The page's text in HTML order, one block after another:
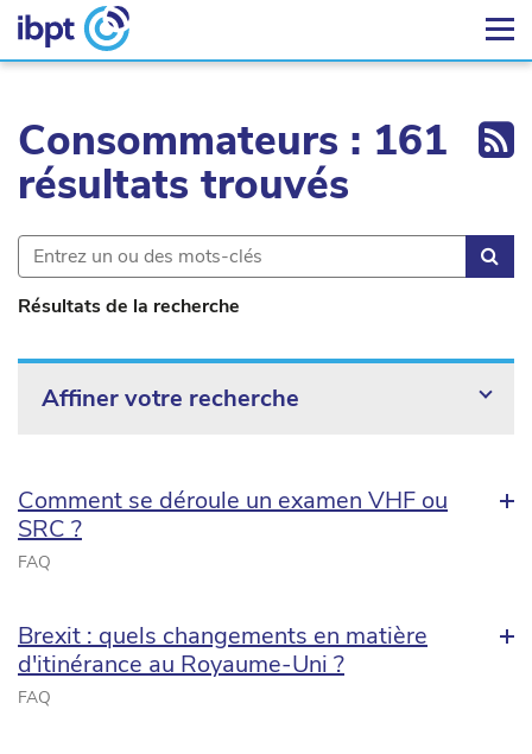
Consommateurs : 161
résultats trouvés
Résultats de la recherche
Affiner votre recherche
Comment se déroule un examen VHF ou
SRC ?
FAQ
Brexit : quels changements en matière
d'itinérance au Royaume-Uni ?
FAQ